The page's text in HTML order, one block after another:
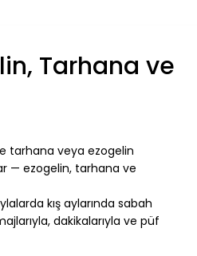
Tarhana ve
tarhana veya ezogelin
— ezogelin, tarhana ve
kış aylarında sabah
dakikalarıyla ve püf